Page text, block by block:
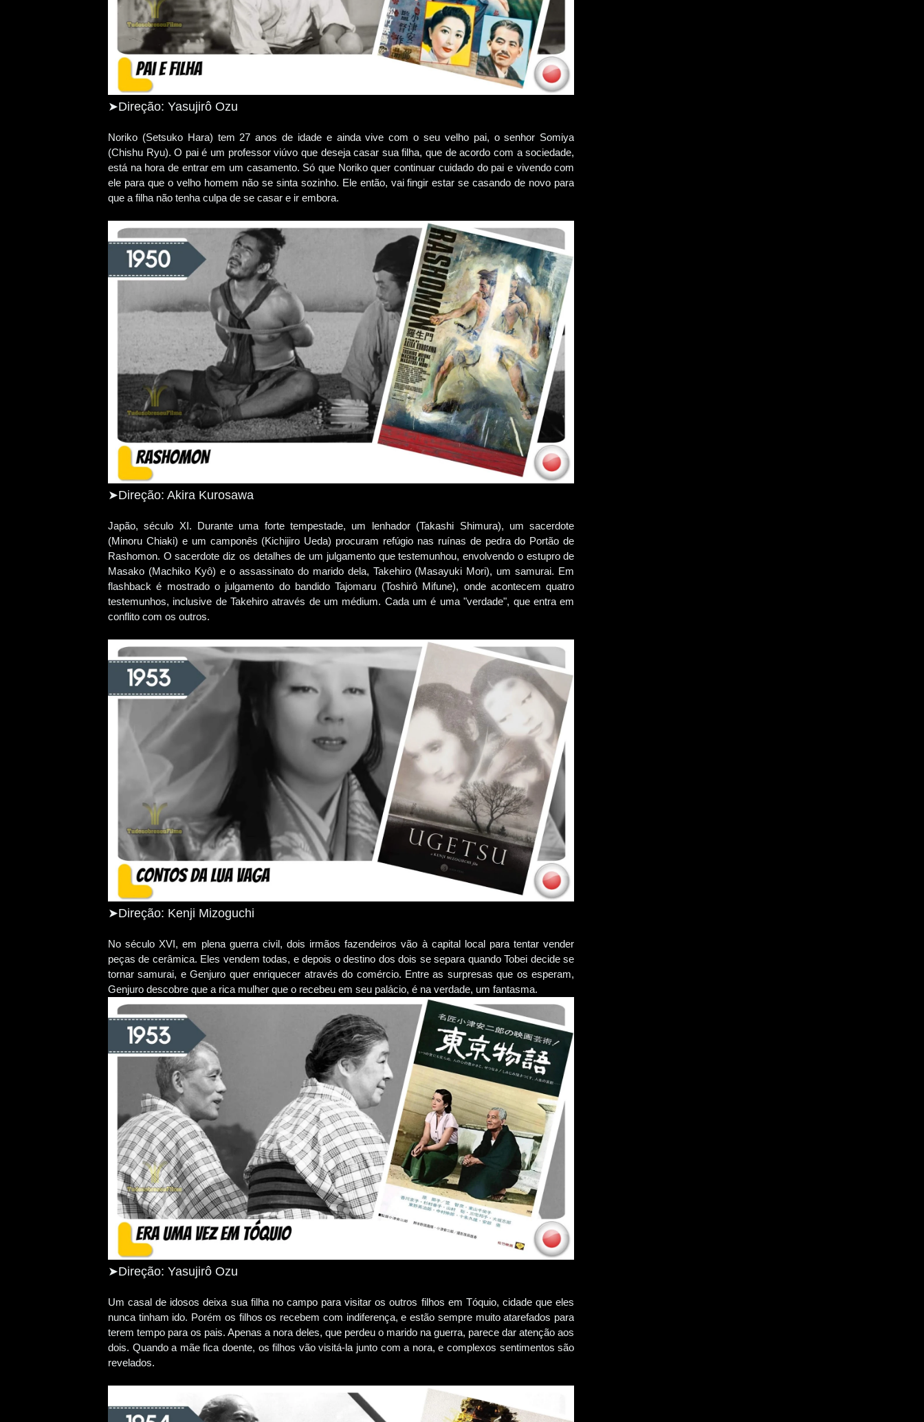
➤Direção: Yasujirô Ozu
Noriko (Setsuko Hara) tem 27 anos de idade e ainda vive com o seu velho pai, o senhor Somiya
(Chishu Ryu). O pai é um professor viúvo que deseja casar sua filha, que de acordo com a sociedade,
está na hora de entrar em um casamento. Só que Noriko quer continuar cuidado do pai e vivendo com
ele para que o velho homem não se sinta sozinho. Ele então, vai fingir estar se casando de novo para
que a filha não tenha culpa de se casar e ir embora.
➤Direção: Akira Kurosawa
Japão, século XI. Durante uma forte tempestade, um lenhador (Takashi Shimura), um sacerdote
(Minoru Chiaki) e um camponês (Kichijiro Ueda) procuram refúgio nas ruínas de pedra do Portão de
Rashomon. O sacerdote diz os detalhes de um julgamento que testemunhou, envolvendo o estupro de
Masako (Machiko Kyô) e o assassinato do marido dela, Takehiro (Masayuki Mori), um samurai. Em
flashback é mostrado o julgamento do bandido Tajomaru (Toshirô Mifune), onde acontecem quatro
testemunhos, inclusive de Takehiro através de um médium. Cada um é uma "verdade", que entra em
conflito com os outros.
➤Direção: Kenji Mizoguchi
No século XVI, em plena guerra civil, dois irmãos fazendeiros vão à capital local para tentar vender
peças de cerâmica. Eles vendem todas, e depois o destino dos dois se separa quando Tobei decide se
tornar samurai, e Genjuro quer enriquecer através do comércio. Entre as surpresas que os esperam,
Genjuro descobre que a rica mulher que o recebeu em seu palácio, é na verdade, um fantasma.
➤Direção: Yasujirô Ozu
Um casal de idosos deixa sua filha no campo para visitar os outros filhos em Tóquio, cidade que eles
nunca tinham ido. Porém os filhos os recebem com indiferença, e estão sempre muito atarefados para
terem tempo para os pais. Apenas a nora deles, que perdeu o marido na guerra, parece dar atenção aos
dois. Quando a mãe fica doente, os filhos vão visitá-la junto com a nora, e complexos sentimentos são
revelados.